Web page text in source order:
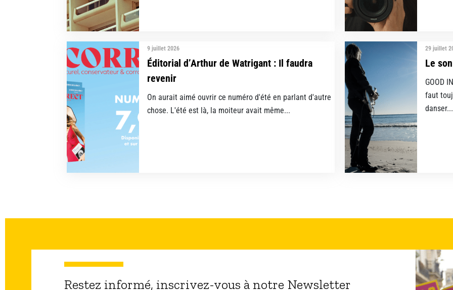
9 juillet 2026
Éditorial d’Arthur de Watrigant : Il faudra
revenir
On aurait aimé ouvrir ce numéro d'été en parlant d'autre
chose. L'été est là, la moiteur avait même...
29 juillet
Le
GOOD
faut
danser...
Restez informé, inscrivez-vous à notre Newsletter